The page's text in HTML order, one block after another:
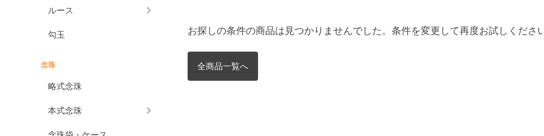
ルース
勾玉
念珠
略式念珠
本式念珠
お探しの条件の商品は見つかりませんでした。条件を変更して再度お試しください
全商品一覧へ